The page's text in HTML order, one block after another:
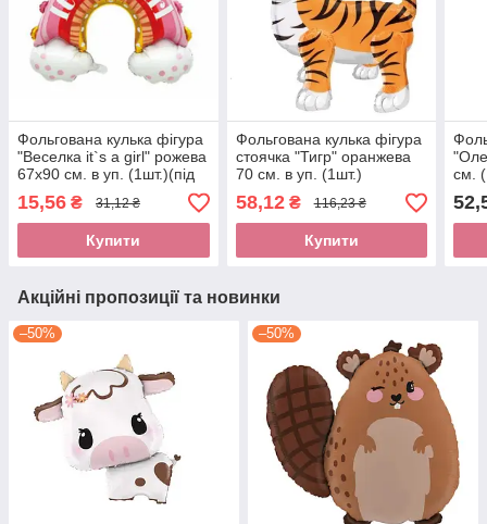
Фольгована кулька фігура
"Веселка it`s a girl" рожева
67х90 см. в уп. (1шт.)(під
повітря)
15,56 ₴ 31,12 ₴
Купити
Фольгована кулька фігура
стоячка "Тигр" оранжева
70 см. в уп. (1шт.)
58,12₴ 116,23 ₴
Купити
см.
Акційні пропозиції та новинки
–50% –50%